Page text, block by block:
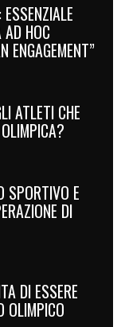
AD HOC
ENGAGEMENT”
ATLETI CHE
SPORTIVO E
DI
DI ESSERE
OLIMPICO